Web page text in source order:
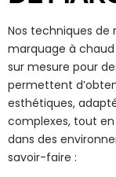
Nos techniques de
marquage à
sur mesure pour
permettent
esthétiques,
complexes, tout
dans des
savoir-faire :